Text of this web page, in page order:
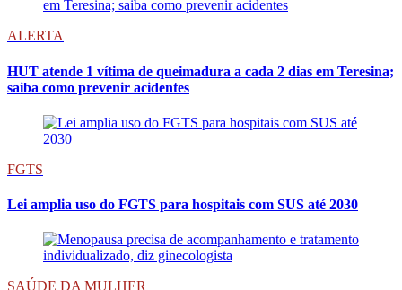
ALERTA
HUT atende 1 vítima de queimadura a cada 2 dias em Teresina;
saiba como prevenir acidentes
FGTS
Lei amplia uso do FGTS para hospitais com SUS até 2030
SAÚDE DA MULHER